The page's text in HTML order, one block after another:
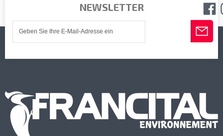
NEWSLETTER